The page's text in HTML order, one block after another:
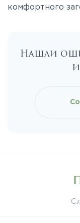
комфортного
Нашли